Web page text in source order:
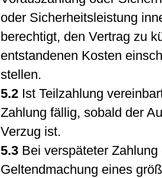
oder Sicherheitsleistung
berechtigt, den Vertrag zu
entstandenen Kosten
stellen.
5.2 Ist Teilzahlung
Zahlung fällig, sobald der
Verzug ist.
5.3 Bei verspäteter
Geltendmachung eines